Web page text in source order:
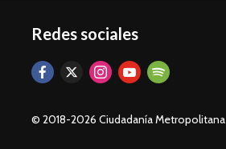
Redes sociales
© 2018-2026 Ciudadanía Metropolitana